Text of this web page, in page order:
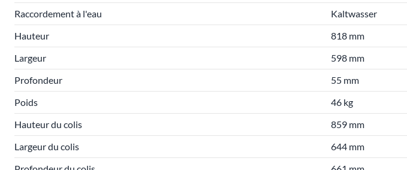
Raccordement à l'eau
Kaltwasser
Hauteur
818 mm
Largeur
598 mm
Profondeur
55 mm
Poids
46 kg
Hauteur du colis
859 mm
Largeur du colis
644 mm